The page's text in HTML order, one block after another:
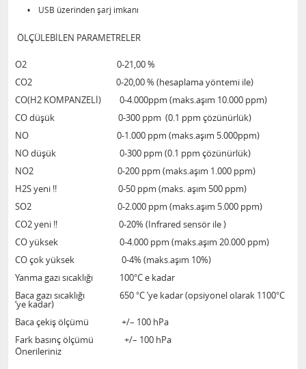
•
USB üzerinden şarj imkanı
ÖLÇÜLEBİLEN PARAMETRELER
O2 0-21,00 %
CO2 0-20,00 % (hesaplama yöntemi ile)
CO(H2 KOMPANZELİ) 0-4.000ppm (maks.aşım 10.000 ppm)
CO düşük 0-300 ppm (0.1 ppm çözünürlük)
NO 0-1.000 ppm (maks.aşım 5.000ppm)
NO düşük 0-300 ppm (0.1 ppm çözünürlük)
NO2 0-200 ppm (maks.aşım 1.000 ppm)
H2S yeni !! 0-50 ppm (maks. aşım 500 ppm)
SO2 0-2.000 ppm (maks.aşım 5.000 ppm)
CO2 yeni !! 0-20% (Infrared sensör ile )
CO yüksek 0-4.000 ppm (maks.aşım 20.000 ppm)
CO çok yüksek 0-4% (maks.aşım 10%)
Yanma gazı sıcaklığı 100°C e kadar
Baca gazı sıcaklığı 650 °C ’ye kadar (opsiyonel olarak 1100°C
‘ye kadar)
Baca çekiş ölçümü +/– 100 hPa
Fark basınç ölçümü +/– 100 hPa
Önerileriniz